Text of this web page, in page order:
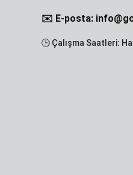
✉️ E-posta:
🕒 Çalışma Saatleri: